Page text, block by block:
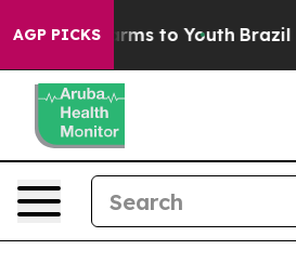
AGP PICKS
Abate Harms to Youth Brazil